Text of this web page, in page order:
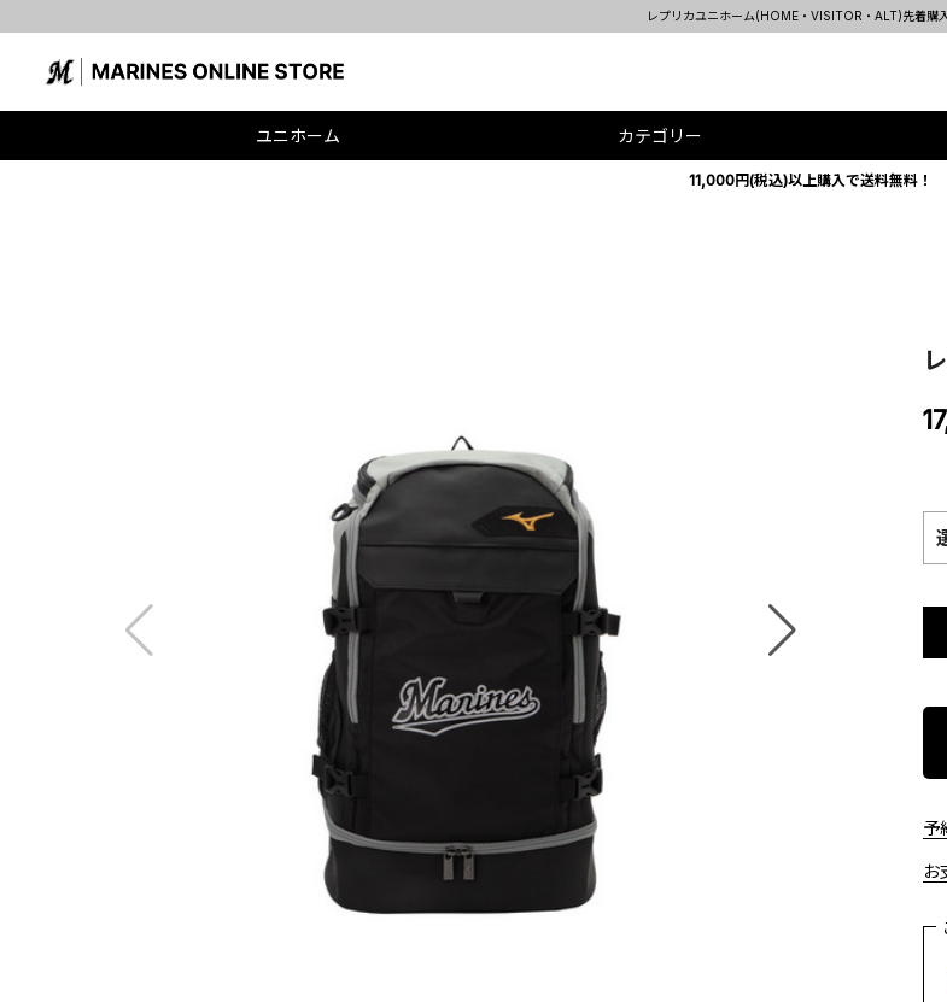
レプリカユニホーム(HOME・VISITOR・ALT)先着購
ユニホーム カテゴリー
11,000円(税込)以上購入で送料無料！
予
お